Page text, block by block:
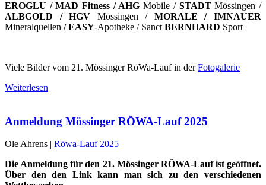
EROGLU / MAD Fitness / AHG Mobile / STADTMössingen /
ALBGOLD / HGV Mössingen / MORALE / IMNAUER
Mineralquellen / EASY-Apotheke / Sanct BERNHARD Sport
Viele Bilder vom 21. Mössinger RöWa-Lauf in derFotogalerie
Weiterlesen
Anmeldung Mössinger RÖWA-Lauf 2025
Ole Ahrens | Röwa-Lauf 2025
Die Anmeldung für den 21. Mössinger RÖWA-Lauf ist geöffnet.
Über den den Link kann man sich zu den verschiedenen